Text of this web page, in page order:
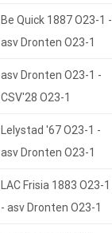
Be Quick 1887 O23-1 -
asv Dronten O23-1
asv Dronten O23-1 -
CSV'28 O23-1
Lelystad '67 O23-1 -
asv Dronten O23-1
LAC Frisia 1883 O23-1
- asv Dronten O23-1